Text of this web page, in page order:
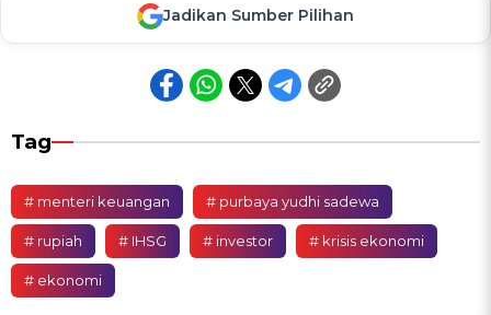
Jadikan Sumber Pilihan
Tag
# menteri keuangan # purbaya yudhi sadewa
# rupiah # IHSG # investor # krisis ekonomi
# ekonomi